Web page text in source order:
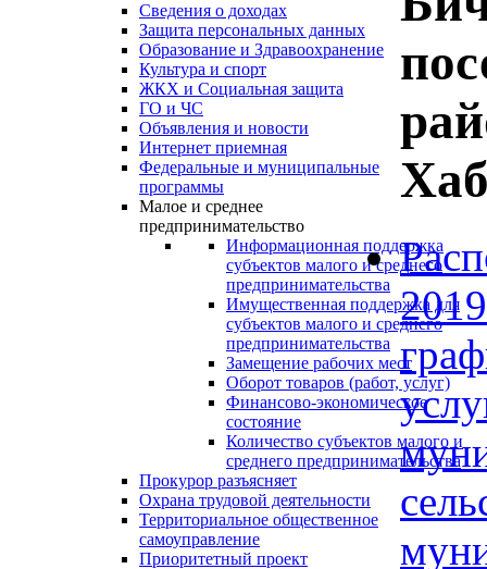
Сведения о доходах
Защита персональных данных
Образование и Здравоохранение
Культура и спорт
ЖКХ и Социальная защита
ГО и ЧС
Объявления и новости
Интернет приемная
Федеральные и муниципальные
программы
Малое и среднее
предпринимательство
Информационная поддержка
субъектов малого и среднего
предпринимательства
Имущественная поддержка для
субъектов малого и среднего
предпринимательства
Замещение рабочих мест
Оборот товаров (работ, услуг)
Финансово-экономическое
состояние
Количество субъектов малого и
среднего предпринимательства
Прокурор разъясняет
Охрана трудовой деятельности
Территориальное общественное
самоуправление
Приоритетный проект